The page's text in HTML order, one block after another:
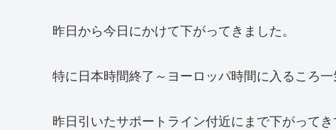
昨日から今日にかけて下がってきました。
特に日本時間終了～ヨーロッパ時間に入るころ一
昨日引いたサポートライン付近にまで下がって